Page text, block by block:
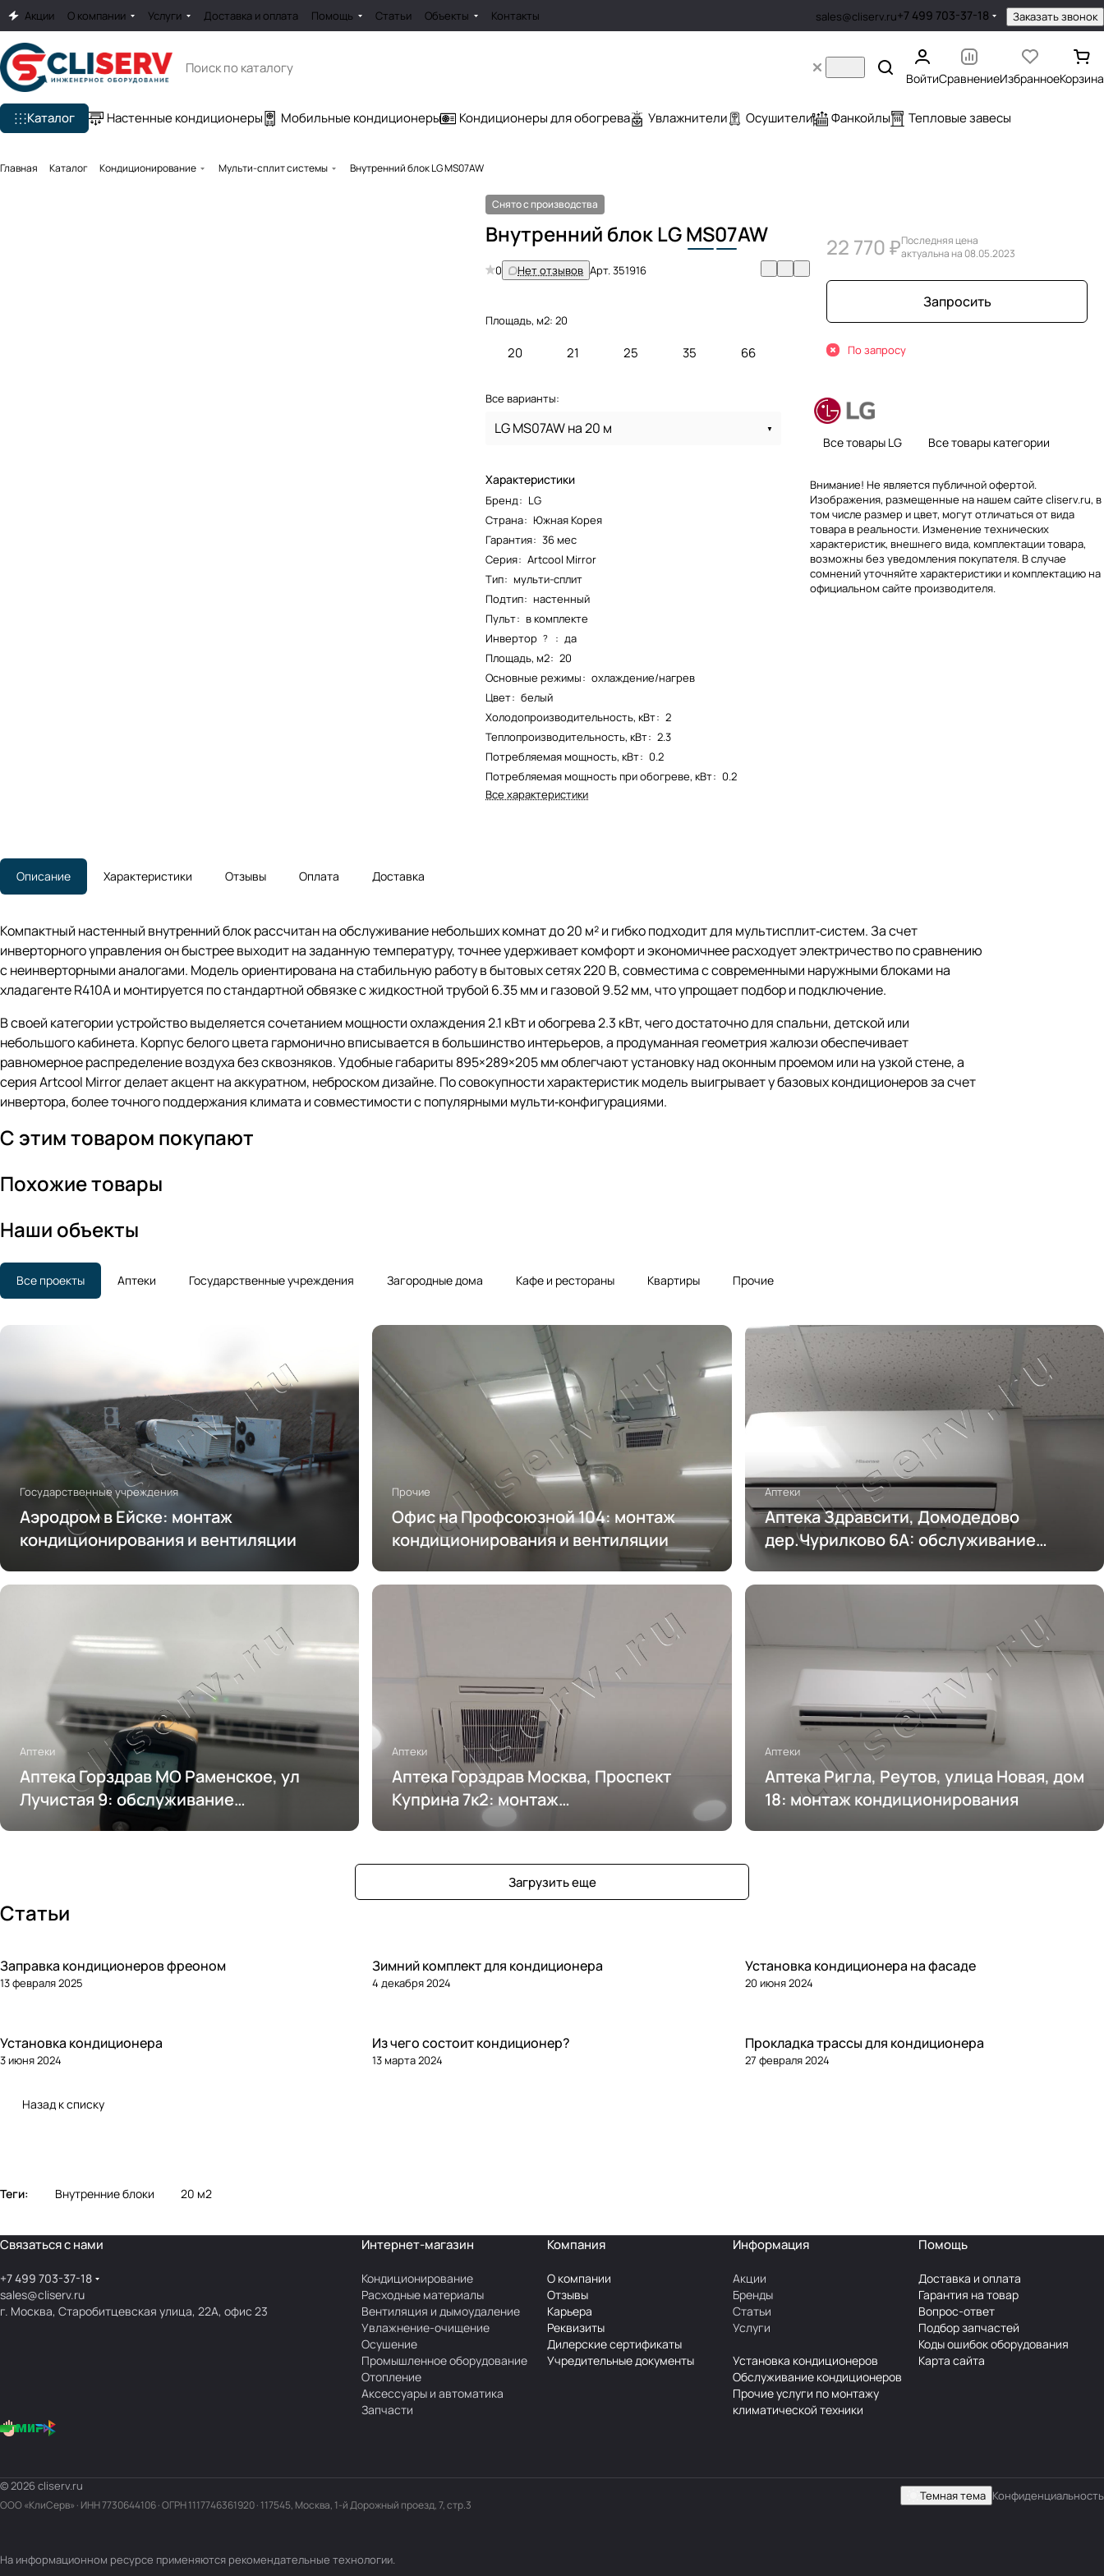
Акции О компании Услуги Доставка и оплата Помощь Статьи Объекты Контакты sales@cliserv.ru+7 499 703-37-18 Заказать звонок
ВойтиСравнениеИзбранноеКорзина
Каталог Настенные кондиционеры Мобильные кондиционеры Кондиционеры для обогрева Увлажнители Осушители Фанкойлы Тепловые завесы
Главная Каталог Кондиционирование Мульти-сплит системы Внутренний блок LG MS07AW
Снято с производства
Внутренний блок LGMS07AW
0 Нет отзывов Арт.351916
Площадь, м2:20
20 21 25 35 66
Все варианты:
LG MS07AW на 20 м
Характеристики
Бренд: LG
Страна: Южная Корея
Гарантия: 36 мес
Серия: Artcool Mirror
Тип: мульти-сплит
Подтип: настенный
Пульт: в комплекте
Инвертор ? : да
Площадь, м2: 20
Основные режимы: охлаждение/нагрев
Цвет: белый
Холодопроизводительность, кВт: 2
Теплопроизводительность, кВт: 2.3
Потребляемая мощность, кВт: 0.2
Потребляемая мощность при обогреве, кВт: 0.2
Все характеристики
22 770 ₽Последняя цена
актуальна на 08.05.2023
Запросить
По запросу
Все товары LG Все товары категории
Внимание! Не является публичной офертой.
Изображения, размещенные на нашем сайте cliserv.ru, в
том числе размер и цвет, могут отличаться от вида
товара в реальности. Изменение технических
характеристик, внешнего вида, комплектации товара,
возможны без уведомления покупателя. В случае
сомнений уточняйте характеристики и комплектацию на
официальном сайте производителя.
Описание Характеристики Отзывы Оплата Доставка
Компактный настенный внутренний блок рассчитан на обслуживание небольших комнат до 20 м² и гибко подходит для мультисплит‑систем. За счет
инверторного управления он быстрее выходит на заданную температуру, точнее удерживает комфорт и экономичнее расходует электричество по сравнению
с неинверторными аналогами. Модель ориентирована на стабильную работу в бытовых сетях 220 В, совместима с современными наружными блоками на
хладагенте R410A и монтируется по стандартной обвязке с жидкостной трубой 6.35 мм и газовой 9.52 мм, что упрощает подбор и подключение.
В своей категории устройство выделяется сочетанием мощности охлаждения 2.1 кВт и обогрева 2.3 кВт, чего достаточно для спальни, детской или
небольшого кабинета. Корпус белого цвета гармонично вписывается в большинство интерьеров, а продуманная геометрия жалюзи обеспечивает
равномерное распределение воздуха без сквозняков. Удобные габариты 895×289×205 мм облегчают установку над оконным проемом или на узкой стене, а
серия Artcool Mirror делает акцент на аккуратном, неброском дизайне. По совокупности характеристик модель выигрывает у базовых кондиционеров за счет
инвертора, более точного поддержания климата и совместимости с популярными мульти‑конфигурациями.
С этим товаром покупают
Похожие товары
Наши объекты
Все проекты Аптеки Государственные учреждения Загородные дома Кафе и рестораны Квартиры Прочие
Государственные учреждения
Аэродром в Ейске: монтаж
кондиционирования и вентиляции
Прочие
Офис на Профсоюзной 104: монтаж
кондиционирования и вентиляции
Аптеки
Аптека Здравсити, Домодедово
дер.Чурилково 6А: обслуживание
Аптеки
Аптека Горздрав МО Раменское, ул
Лучистая 9: обслуживание
кондиционирования
Аптеки
Аптека Горздрав Москва, Проспект
Куприна 7к2: монтаж
кондиционирования
Аптеки
Аптека Ригла, Реутов, улица Новая, дом
18: монтаж кондиционирования
Загрузить еще
Статьи
Заправка кондиционеров фреоном
13 февраля 2025
Зимний комплект для кондиционера
4 декабря 2024
Установка кондиционера на фасаде
20 июня 2024
Установка кондиционера
3 июня 2024
Из чего состоит кондиционер?
13 марта 2024
Прокладка трассы для кондиционера
27 февраля 2024
Назад к списку
Теги: Внутренние блоки 20 м2
Связаться с нами
+7 499 703-37-18
sales@cliserv.ru
г. Москва, Старобитцевская улица, 22А, офис 23
Интернет-магазин
Кондиционирование
Расходные материалы
Вентиляция и дымоудаление
Увлажнение-очищение
Осушение
Промышленное оборудование
Отопление
Аксессуары и автоматика
Запчасти
Компания
О компании
Отзывы
Карьера
Реквизиты
Дилерские сертификаты
Учредительные документы
Информация
Акции
Бренды
Статьи
Услуги
Установка кондиционеров
Обслуживание кондиционеров
Прочие услуги по монтажу
климатической техники
Помощь
Доставка и оплата
Гарантия на товар
Вопрос-ответ
Подбор запчастей
Коды ошибок оборудования
Карта сайта
© 2026 cliserv.ru
ООО «КлиСерв» · ИНН7730644106· ОГРН 1117746361920 · 117545, Москва, 1-й Дорожный проезд, 7, стр.3
Темная тема Конфиденциальность
На информационном ресурсе применяются рекомендательные технологии.